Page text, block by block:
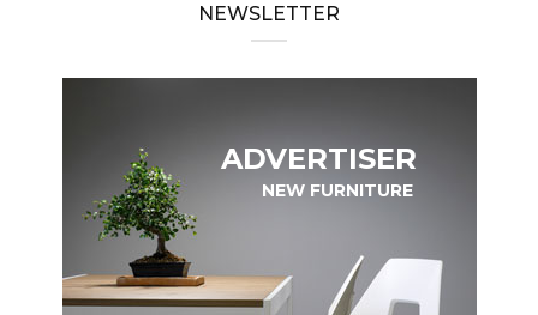
NEWSLETTER
ADVERTISER
NEW FURNITURE